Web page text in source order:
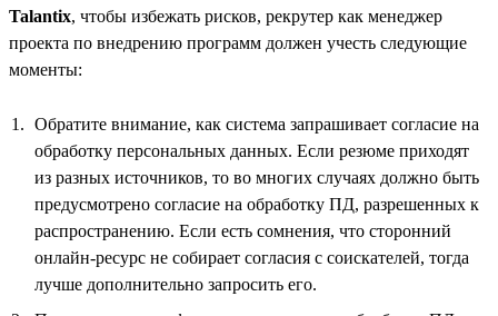
Talantix, чтобы избежать рисков, рекрутер как менеджер
проекта по внедрению программ должен учесть следующие
моменты:
Обратите внимание, как система запрашивает согласие на
обработку персональных данных. Если резюме приходят
из разных источников, то во многих случаях должно быть
предусмотрено согласие на обработку ПД, разрешенных к
распространению. Если есть сомнения, что сторонний
онлайн-ресурс не собирает согласия с соискателей, тогда
лучше дополнительно запросить его.